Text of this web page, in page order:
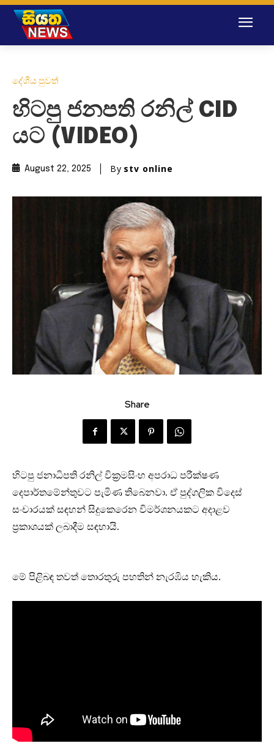
දේශීය පුවත්
හිටපු ජනපති රනිල් CID
යට (VIDEO)
August 22, 2025 By stv online
Share
හිටපු ජනාධිපති රනිල් වික්‍රමසිංහ අපරාධ පරීක්ෂණ
දෙපාර්තමේන්තුවට පැමිණ තිබෙනවා. ඒ පුද්ගලික විදෙස්
සංචාරයක් සඳහන් සිදුකෙරෙන විමර්ශනයකට අදාළව
ප්‍රකාශයක් ලබාදීම සඳහායි.
මේ පිළිබඳ තවත් තොරතුරු පහතින් නැරඹිය හැකිය.